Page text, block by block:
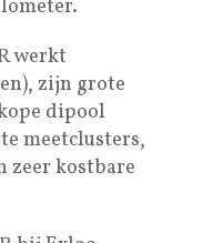
werkt
zijn grote
dipool
meetclusters,
zeer kostbare